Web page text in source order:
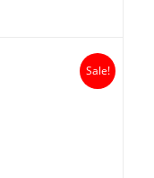
Sale!